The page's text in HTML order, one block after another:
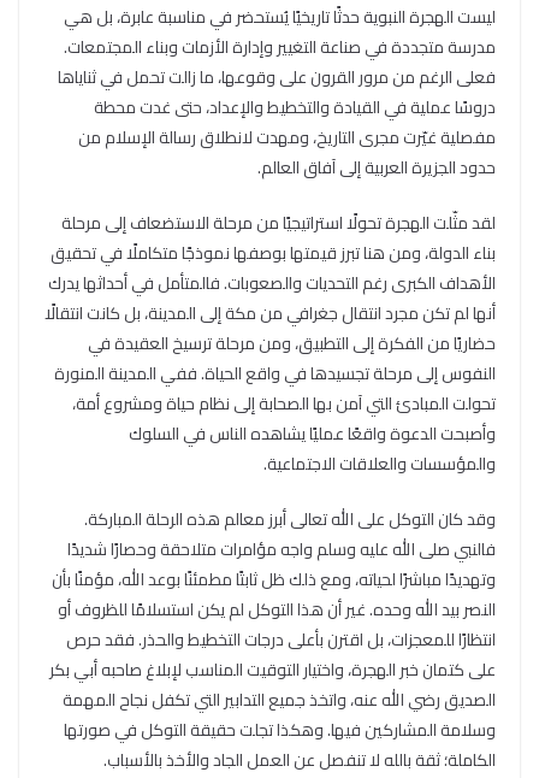
ليست الهجرة النبوية حدثًا تاريخيًا يُستحضر في مناسبة عابرة، بل هي
مدرسة متجددة في صناعة التغيير وإدارة الأزمات وبناء المجتمعات.
فعلى الرغم من مرور القرون على وقوعها، ما زالت تحمل في ثناياها
دروسًا عملية في القيادة والتخطيط والإعداد، حتى غدت محطة
مفصلية غيّرت مجرى التاريخ، ومهدت لانطلاق رسالة الإسلام من
حدود الجزيرة العربية إلى آفاق العالم.
لقد مثّلت الهجرة تحولًا استراتيجيًا من مرحلة الاستضعاف إلى مرحلة
بناء الدولة، ومن هنا تبرز قيمتها بوصفها نموذجًا متكاملًا في تحقيق
الأهداف الكبرى رغم التحديات والصعوبات. فالمتأمل في أحداثها يدرك
أنها لم تكن مجرد انتقال جغرافي من مكة إلى المدينة، بل كانت انتقالًا
حضاريًا من الفكرة إلى التطبيق، ومن مرحلة ترسيخ العقيدة في
النفوس إلى مرحلة تجسيدها في واقع الحياة. ففي المدينة المنورة
تحولت المبادئ التي آمن بها الصحابة إلى نظام حياة ومشروع أمة،
وأصبحت الدعوة واقعًا عمليًا يشاهده الناس في السلوك
والمؤسسات والعلاقات الاجتماعية.
وقد كان التوكل على الله تعالى أبرز معالم هذه الرحلة المباركة.
فالنبي صلى الله عليه وسلم واجه مؤامرات متلاحقة وحصارًا شديدًا
وتهديدًا مباشرًا لحياته، ومع ذلك ظل ثابتًا مطمئنًا بوعد الله، مؤمنًا بأن
النصر بيد الله وحده. غير أن هذا التوكل لم يكن استسلامًا للظروف أو
انتظارًا للمعجزات، بل اقترن بأعلى درجات التخطيط والحذر. فقد حرص
على كتمان خبر الهجرة، واختيار التوقيت المناسب لإبلاغ صاحبه أبي بكر
الصديق رضي الله عنه، واتخذ جميع التدابير التي تكفل نجاح المهمة
وسلامة المشاركين فيها. وهكذا تجلت حقيقة التوكل في صورتها
الكاملة؛ ثقة بالله لا تنفصل عن العمل الجاد والأخذ بالأسباب.